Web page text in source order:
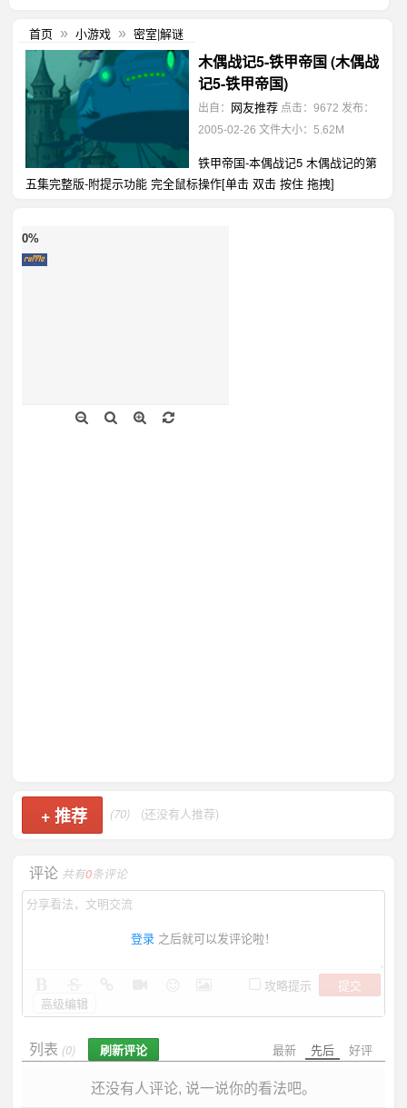
首页 » 小游戏 » 密室|解谜
木偶战记5-铁甲帝国 (木偶战
记5-铁甲帝国)
出自： 网友推荐 点击：9672 发布：
2005-02-26 文件大小：5.62M
铁甲帝国-本偶战记5 木偶战记的第
五集完整版-附提示功能 完全鼠标操作[单击 双击 按住 拖拽]
0%
+推荐 (70) (还没有人推荐)
评论 共有0条评论
登录 之后就可以发评论啦！
攻略提示
提交
高级编辑
最新 先后 好评
列表 (0) 刷新评论
还没有人评论, 说一说你的看法吧。